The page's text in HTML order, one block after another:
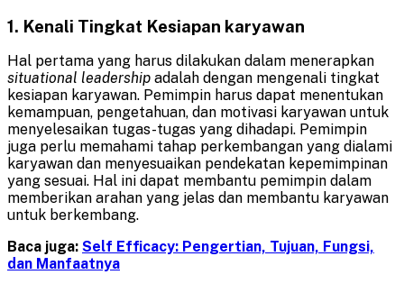
1. Kenali Tingkat Kesiapan karyawan
Hal pertama yang harus dilakukan dalam menerapkan
situational leadership adalah dengan mengenali tingkat
kesiapan karyawan. Pemimpin harus dapat menentukan
kemampuan, pengetahuan, dan motivasi karyawan untuk
menyelesaikan tugas-tugas yang dihadapi. Pemimpin
juga perlu memahami tahap perkembangan yang dialami
karyawan dan menyesuaikan pendekatan kepemimpinan
yang sesuai. Hal ini dapat membantu pemimpin dalam
memberikan arahan yang jelas dan membantu karyawan
untuk berkembang.
Baca juga: Self Efficacy: Pengertian, Tujuan, Fungsi,
dan Manfaatnya